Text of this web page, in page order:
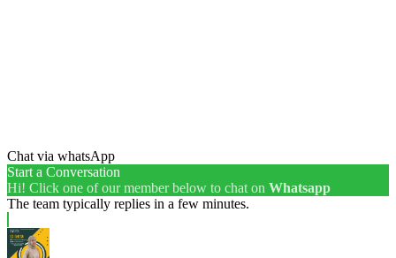
Chat via whatsApp
Start a Conversation
Hi! Click one of our member below to chat on Whatsapp
The team typically replies in a few minutes.